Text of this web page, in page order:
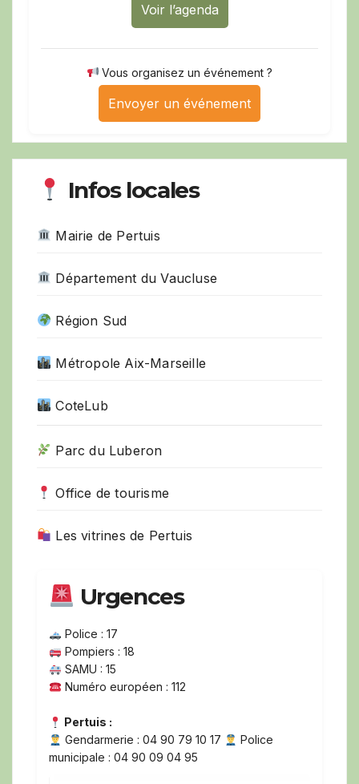
Voir l’agenda
Vous organisez un événement ?
Envoyer un événement
Infos locales
Mairie de Pertuis
Département du Vaucluse
Région Sud
Métropole Aix-Marseille
CoteLub
Parc du Luberon
Office de tourisme
Les vitrines de Pertuis
Urgences
Police : 17
Pompiers : 18
SAMU : 15
Numéro européen : 112
Pertuis :
Gendarmerie : 04 90 79 10 17
Police
municipale : 04 90 09 04 95